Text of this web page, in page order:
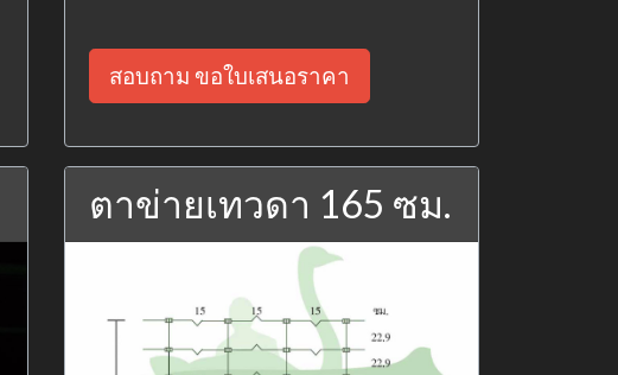
สอบถาม ขอใบเสนอราคา
ตาข่ายเทวดา 165 ซม.